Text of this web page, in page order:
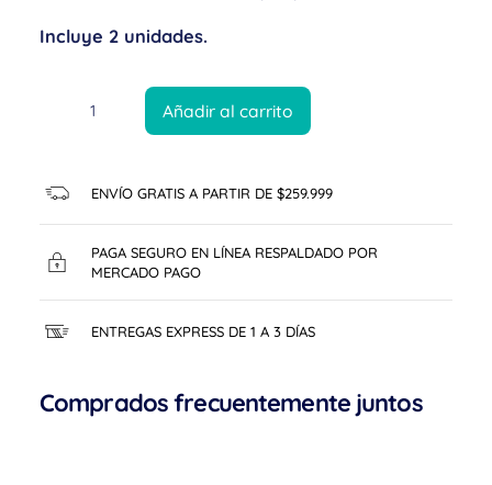
Incluye 2 unidades.
Añadir al carrito
ENVÍO GRATIS A PARTIR DE $259.999
PAGA SEGURO EN LÍNEA RESPALDADO POR
MERCADO PAGO
ENTREGAS EXPRESS DE 1 A 3 DÍAS
Comprados frecuentemente juntos